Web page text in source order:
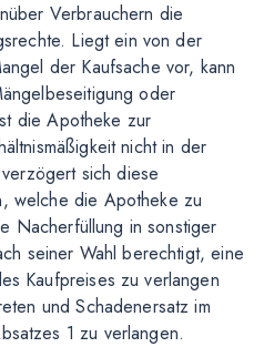
Verbrauchern die
Liegt ein von der
der Kaufsache vor, kann
oder
die Apotheke zur
nicht in der
sich diese
welche die Apotheke zu
Nacherfüllung in sonstiger
seiner Wahl berechtigt, eine
Kaufpreises zu verlangen
und Schadenersatz im
1 zu verlangen.